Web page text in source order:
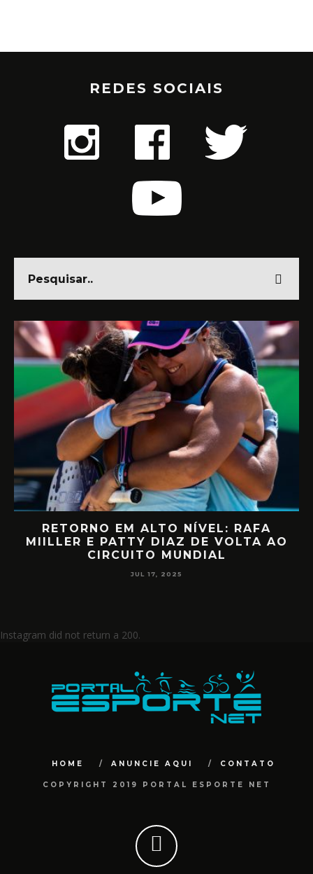
REDES SOCIAIS
RETORNO EM ALTO NÍVEL: RAFA
MIILLER E PATTY DIAZ DE VOLTA AO
CIRCUITO MUNDIAL
JUL 17, 2025
Instagram did not return a 200.
HOME ANUNCIE AQUI CONTATO
COPYRIGHT 2019 PORTAL ESPORTE NET